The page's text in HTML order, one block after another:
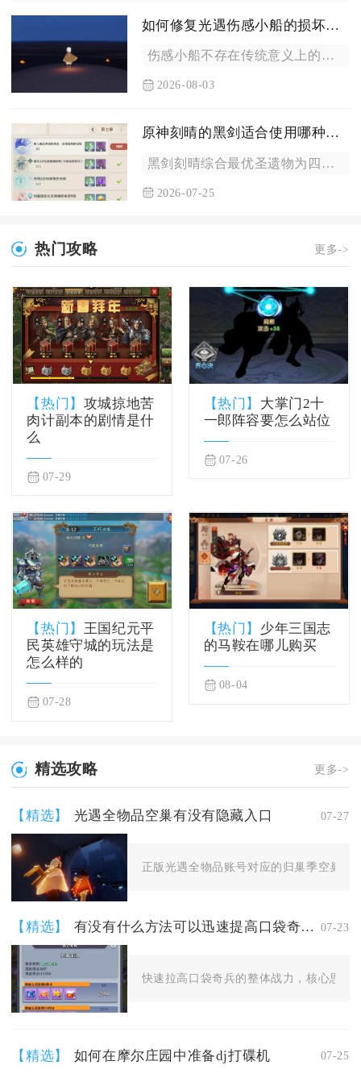
如何修复光遇伤感小船的损坏部分
伤感小船不存在传统意义上的修补复原操作，船体出现破损、留言丢...
2026-08-03
原神刻晴的黑剑适合使用哪种圣遗物
黑剑刻晴综合最优圣遗物为四件如雷的盛怒，其次可选二如雷搭配二...
2026-07-25
热门攻略 更多->
【热门】 攻城掠地苦
肉计副本的剧情是什
么
07-29
【热门】 大掌门2十
一郎阵容要怎么站位
07-26
【热门】 王国纪元平
民英雄守城的玩法是
怎么样的
07-28
【热门】 少年三国志
的马鞍在哪儿购买
08-04
精选攻略 更多->
【精选】 光遇全物品空巢有没有隐藏入口 07-27
正版光遇全物品账号对应的归巢季空巢场
【精选】 有没有什么方法可以迅速提高口袋奇兵的战力 07-23
快速拉高口袋奇兵的整体战力，核心思路
【精选】 如何在摩尔庄园中准备dj打碟机 07-25